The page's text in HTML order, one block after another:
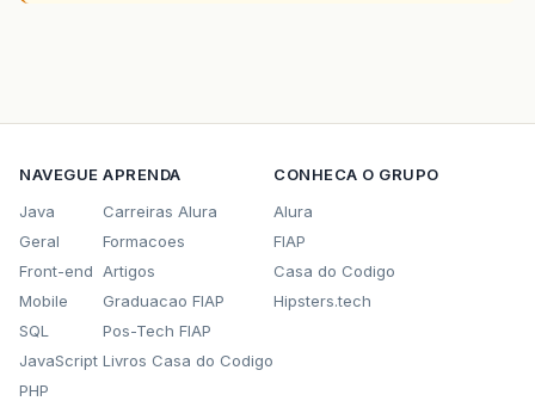
NAVEGUE
Java
Geral
Front-end
Mobile
SQL
JavaScript
PHP
APRENDA
Carreiras Alura
Formacoes
Artigos
Graduacao FIAP
Pos-Tech FIAP
Livros Casa do Codigo
CONHECA O GRUPO
Alura
FIAP
Casa do Codigo
Hipsters.tech